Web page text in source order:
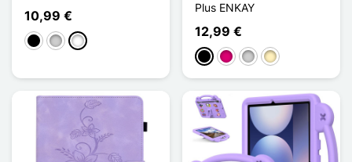
10,99 €
NegroPlataMulticolore
Plus ENKAY
12,99 €
NegroMagenta
PlataOro